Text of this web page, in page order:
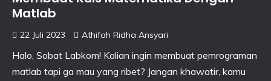
Matlab
22 Juli 2023 Athifah Ridha Ansyari
Halo, Sobat Labkom! Kalian ingin membuat pemrograman
matlab tapi ga mau yang ribet? Jangan khawatir, kamu